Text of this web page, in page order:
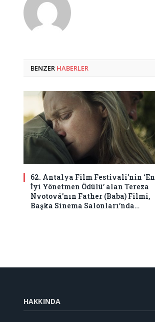
BENZER HABERLER
62. Antalya Film Festivali’nin ‘En
İyi Yönetmen Ödülü’ alan Tereza
Nvotová’nın Father (Baba) Filmi,
Başka Sinema Salonları’nda…
HAKKINDA